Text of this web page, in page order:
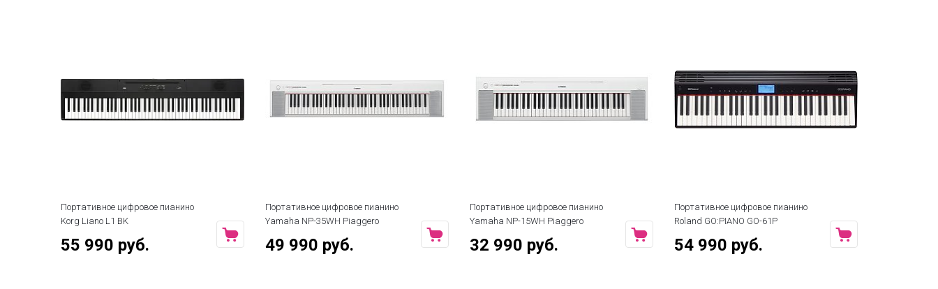
Портативное цифровое пианино
Korg Liano L1 BK
55 990 руб.
Портативное цифровое пианино
Yamaha NP-35WH Piaggero
49 990 руб.
Портативное цифровое пианино
Yamaha NP-15WH Piaggero
32 990 руб.
Портативное цифровое пианино
Roland GO:PIANO GO-61P
54 990 руб.